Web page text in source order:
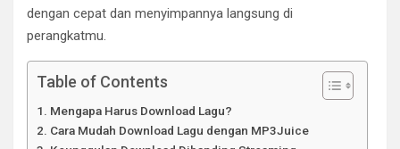
dengan cepat dan menyimpannya langsung di
perangkatmu.
Table of Contents
Mengapa Harus Download Lagu?
Cara Mudah Download Lagu dengan MP3Juice